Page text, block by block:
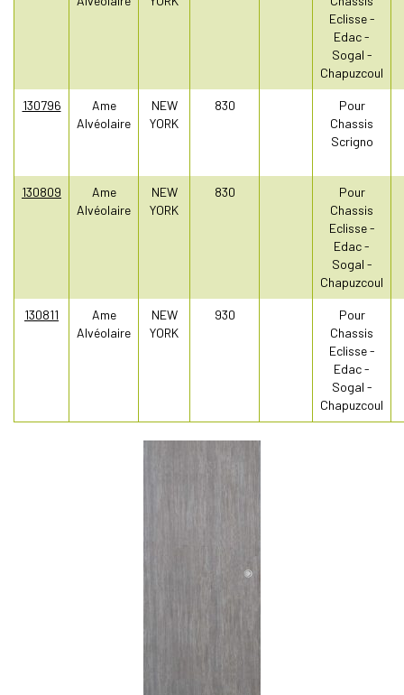
Eclisse -
Edac -
Sogal -
Chapuzcoul
130796
Ame
Alvéolaire
NEW
YORK
830
Pour
Chassis
Scrigno
130809
Ame
Alvéolaire
NEW
YORK
830
Pour
Chassis
Eclisse -
Edac -
Sogal -
Chapuzcoul
130811
Ame
Alvéolaire
NEW
YORK
930
Pour
Chassis
Eclisse -
Edac -
Sogal -
Chapuzcoul